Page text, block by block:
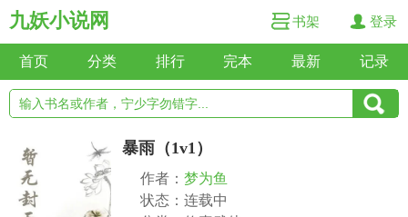
九妖小说网 书架 登录
首页 分类 排行 完本 最新 记录
暴雨（1v1）
作者： 梦为鱼
状态：连载中